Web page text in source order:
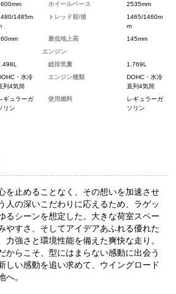
1485m
・水冷
列4気筒
ギュラーガ
リン
ホイールベース
2535mm
トレッド前/後
1465/1460m
m
最低地上高
145mm
エンジン
総排気量
1.769L
エンジン種類
DOHC・水冷
直列4気筒
使用燃料
レギュラーガ
ソリン
を止めることなく、その想いを加速させ
人の深いこだわりに応えるため、ラゲッ
るシーンを想定した。大きな荷室スペー
やすさ、そしてアイデアあふれる優れた
力強さと環境性能を備えた爽快な走り。
からこそ、型にはまらない感動に出会う
しい感動を追い求めて、ウイングロード
へ。